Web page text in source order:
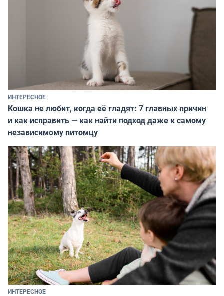
ИНТЕРЕСНОЕ
Кошка не любит, когда её гладят: 7 главных причин
и как исправить — как найти подход даже к самому
независимому питомцу
ИНТЕРЕСНОЕ